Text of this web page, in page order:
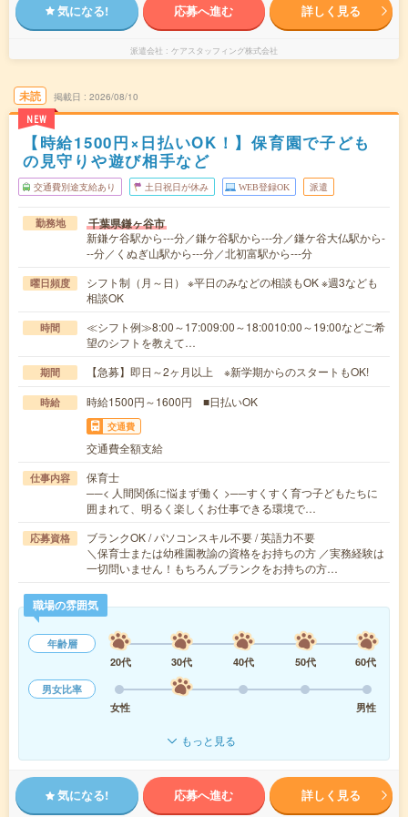
気になる! 応募へ進む 詳しく見る
派遣会社 ケアスタッフィング株式会社
未読
NEW
掲載日 2026/08/10
【時給1500円×日払いOK！】保育園で子ども
の見守りや遊び相手など
交通費別途支給あり 土日祝日が休み WEB登録OK 派遣
勤務地 千葉県鎌ヶ谷市
新鎌ケ谷駅から---分／鎌ケ谷駅から---分／鎌ケ谷大仏駅から-
--分／くぬぎ山駅から---分／北初富駅から---分
曜日頻度
シフト制（月～日） ※平日のみなどの相談もOK ※週3なども
相談OK
時間
≪シフト例≫8:00～17:009:00～18:0010:00～19:00などご希
望のシフトを教えて…
期間 【急募】即日～2ヶ月以上 ※新学期からのスタートもOK!
時給 時給1500円～1600円 ■日払いOK
交通費
交通費全額支給
仕事内容
保育士
──< 人間関係に悩まず働く >──すくすく育つ子どもたちに
囲まれて、明るく楽しくお仕事できる環境で…
応募資格
ブランクOK / パソコンスキル不要 / 英語力不要
＼保育士または幼稚園教諭の資格をお持ちの方 ／実務経験は
一切問いません！もちろんブランクをお持ちの方…
職場の雰囲気
年齢層
20代
30代 40代 50代
60代
男女比率
女性
男性
もっと見る
気になる! 応募へ進む 詳しく見る